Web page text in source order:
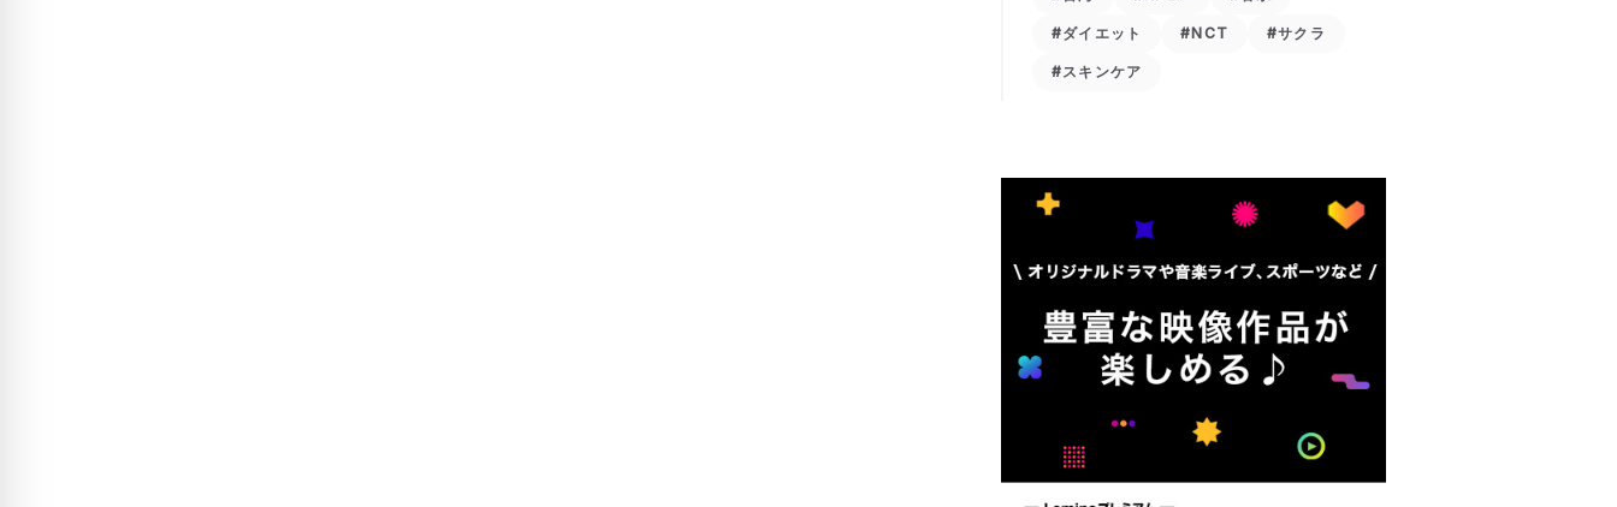
#ダイエット #NCT #サクラ
#スキンケア